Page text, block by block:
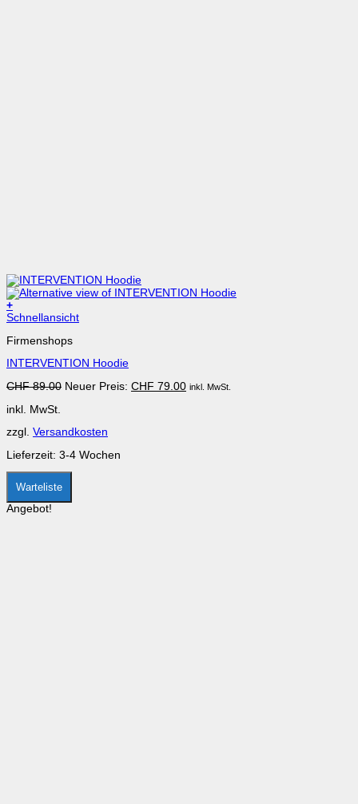
+
Dieses
weist
Varianten
Die
können
der
Produktseite
gewählt
werden
Schnellansicht
Firmenshops
INTERVENTION Hoodie
CHF89.00 Ursprünglicher
Neuer Preis: CHF 79.00Aktueller
inkl. MwSt.
inkl. MwSt.
zzgl. Versandkosten
Lieferzeit: 3-4 Wochen
Warteliste
Angebot!